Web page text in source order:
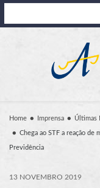
Home Imprensa Últimas
Chega ao STF a reação de
Previdência
13 NOVEMBRO 2019